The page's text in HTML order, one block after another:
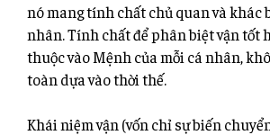
nó mang tính chất chủ quan và khác
nhân. Tính chất để phân biệt vận tốt
thuộc vào Mệnh của mỗi cá nhân,
toàn dựa vào thời thế.
Khái niệm vận (vốn chỉ sự biến